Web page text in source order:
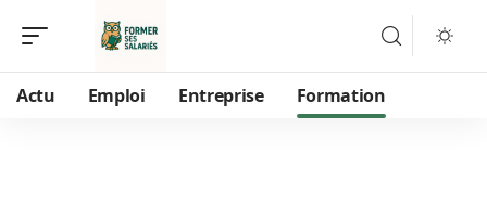
Actu Emploi Entreprise Formation